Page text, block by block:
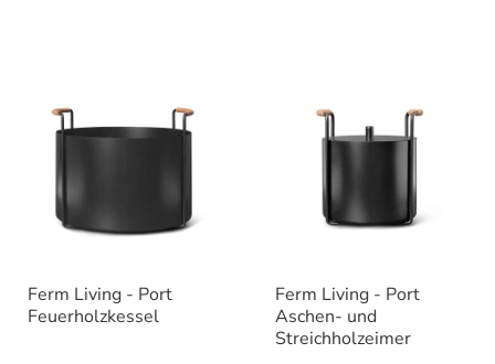
Ferm Living - Port
Feuerholzkessel
Ferm Living - Port
Aschen- und
Streichholzeimer